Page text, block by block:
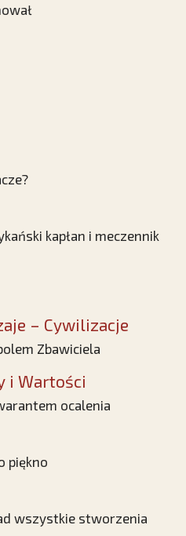
kapłan i meczennik
– Cywilizacje
Zbawiciela
i Wartości
ocalenia
piękno
wszystkie stworzenia